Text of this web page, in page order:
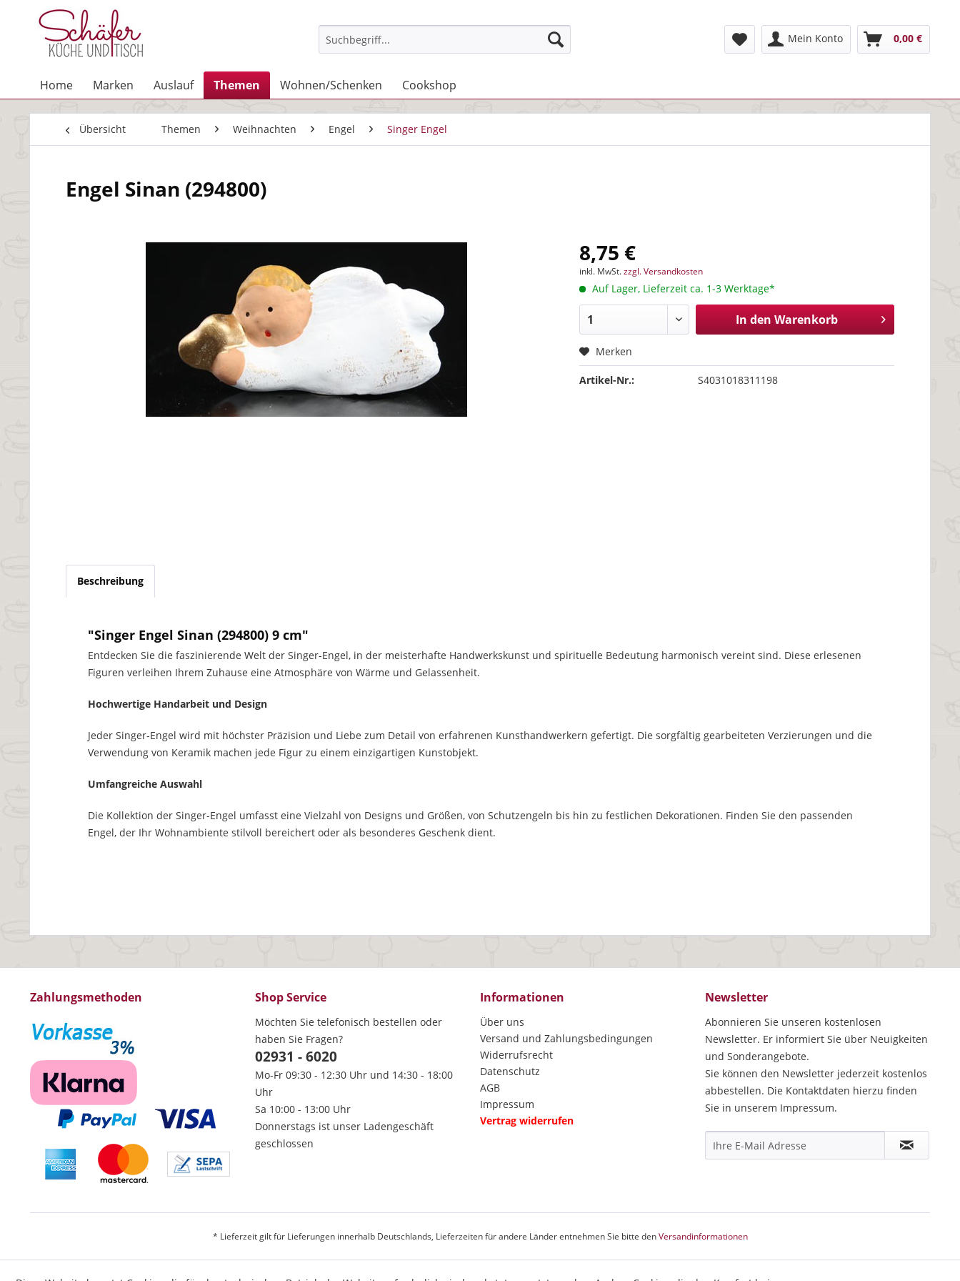
Mein Konto 0,00 €
Home Marken Auslauf Themen Wohnen/Schenken Cookshop
Übersicht Themen Weihnachten Engel Singer Engel
Engel Sinan (294800)
8,75 €
inkl. MwSt.zzgl. Versandkosten
Auf Lager, Lieferzeit ca. 1-3 Werktage*
In den Warenkorb
Merken
Artikel-Nr.: S4031018311198
Beschreibung
"Singer Engel Sinan (294800) 9 cm"
Entdecken Sie die faszinierende Welt der Singer-Engel, in der meisterhafte Handwerkskunst und spirituelle Bedeutung harmonisch vereint sind. Diese erlesenen
Figuren verleihen Ihrem Zuhause eine Atmosphäre von Wärme und Gelassenheit.
Hochwertige Handarbeit und Design
Jeder Singer-Engel wird mit höchster Präzision und Liebe zum Detail von erfahrenen Kunsthandwerkern gefertigt. Die sorgfältig gearbeiteten Verzierungen und die
Verwendung von Keramik machen jede Figur zu einem einzigartigen Kunstobjekt.
Umfangreiche Auswahl
Die Kollektion der Singer-Engel umfasst eine Vielzahl von Designs und Größen, von Schutzengeln bis hin zu festlichen Dekorationen. Finden Sie den passenden
Engel, der Ihr Wohnambiente stilvoll bereichert oder als besonderes Geschenk dient.
Zahlungsmethoden Shop Service
Möchten Sie telefonisch bestellen oder
haben Sie Fragen?
02931 - 6020
Mo-Fr 09:30 - 12:30 Uhr und 14:30 - 18:00
Uhr
Sa 10:00 - 13:00 Uhr
Donnerstags ist unser Ladengeschäft
geschlossen
Informationen
Über uns
Versand und Zahlungsbedingungen
Widerrufsrecht
Datenschutz
AGB
Impressum
Vertrag widerrufen
Newsletter
Abonnieren Sie unseren kostenlosen
Newsletter. Er informiert Sie über Neuigkeiten
und Sonderangebote.
Sie können den Newsletter jederzeit kostenlos
abbestellen. Die Kontaktdaten hierzu finden
Sie in unserem Impressum.
* Lieferzeit gilt für Lieferungen innerhalb Deutschlands, Lieferzeiten für andere Länder entnehmen Sie bitte denVersandinformationen